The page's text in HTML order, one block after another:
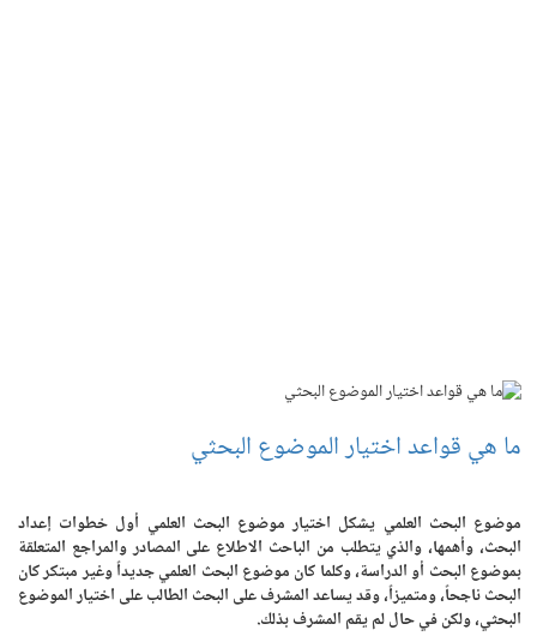
ما هي قواعد اختيار الموضوع البحثي
موضوع البحث العلمي يشكل اختيار موضوع البحث العلمي أول خطوات إعداد
البحث، وأهمها، والذي يتطلب من الباحث الاطلاع على المصادر والمراجع المتعلقة
بموضوع البحث أو الدراسة، وكلما كان موضوع البحث العلمي جديداً وغير مبتكر كان
البحث ناجحاً، ومتميزاً، وقد يساعد المشرف على البحث الطالب على اختيار الموضوع
البحثي، ولكن في حال لم يقم المشرف بذلك.